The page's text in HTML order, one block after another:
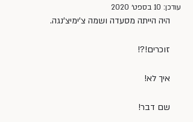
עודכן: 10 בספט׳ 2020
היה הייתה מסעדה ושמה צ’ימיצ’נגה.
זוכרים!?!
איך לא!
שם דבר!